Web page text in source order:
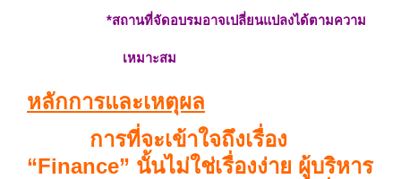
*สถานที่จัดอบรมอาจเปลี่ยนแปลงได้ตามความ
เหมาะสม
หลักการและเหตุผล
การที่จะเข้าใจถึงเรื่อง
“Finance” นั้นไม่ใช่เรื่องง่าย ผู้บริหาร